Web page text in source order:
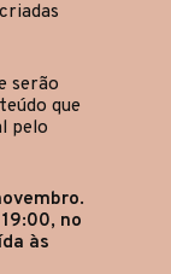
serão
que
pelo
no
às